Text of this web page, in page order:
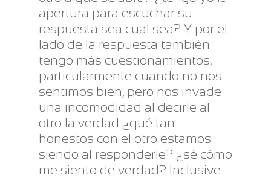
apertura para escuchar su
respuesta sea cual sea? Y por el
lado de la respuesta también
tengo más cuestionamientos,
particularmente cuando no nos
sentimos bien, pero nos invade
una incomodidad al decirle al
otro la verdad ¿qué tan
honestos con el otro estamos
siendo al responderle? ¿sé cómo
me siento de verdad? Inclusive